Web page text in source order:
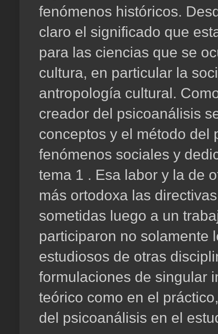
fenómenos históricos.
claro el significado que
para las ciencias que se
cultura, en particular la
antropología cultural.
creador del psicoanálisis
conceptos y el método del
fenómenos sociales y
tema 1 . Esa labor y la de
más ortodoxa las
sometidas luego a un
participaron no solamente
estudiosos de otras
formulaciones de singular
teórico como en el
del psicoanálisis en el